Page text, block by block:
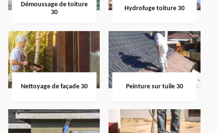
Démoussage de toiture
30
Hydrofuge toiture 30
Nettoyage de façade 30 Peinture sur tuile 30